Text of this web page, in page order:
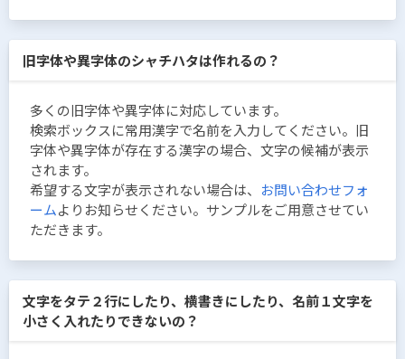
旧字体や異字体のシャチハタは作れるの？
多くの旧字体や異字体に対応しています。
検索ボックスに常用漢字で名前を入力してください。旧
字体や異字体が存在する漢字の場合、文字の候補が表示
されます。
希望する文字が表示されない場合は、 お問い合わせフォ
ームよりお知らせください。サンプルをご用意させてい
ただきます。
文字をタテ２行にしたり、横書きにしたり、名前１文字を
小さく入れたりできないの？